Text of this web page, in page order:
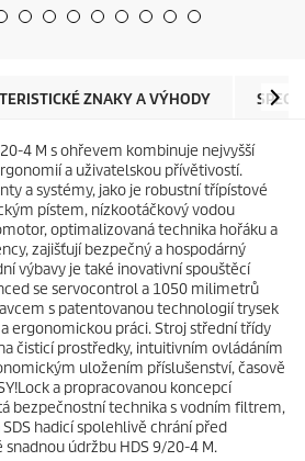
ZNAKY A VÝHODY
4 M s ohřevem kombinuje nejvyšší
a uživatelskou přívětivostí.
a systémy, jako je robustní třípístové
pístem, nízkootáčkový vodou
optimalizovaná technika hořáku a
, zajišťují bezpečný a hospodárný
výbavy je také inovativní spouštěcí
se servocontrol a 1050 milimetrů
s patentovanou technologií trysek
ergonomickou práci. Stroj střední třídy
čisticí prostředky, intuitivním ovládáním
uložením příslušenství, časově
a propracovanou koncepcí
bezpečnostní technika s vodním filtrem,
hadicí spolehlivě chrání před
údržbu HDS 9/20-4 M.